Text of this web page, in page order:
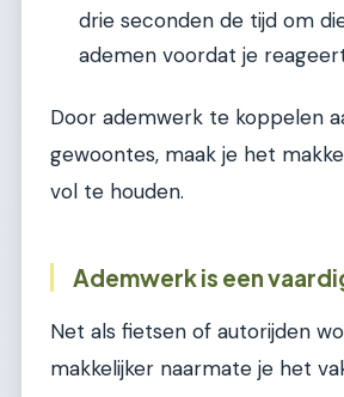
drie seconden de tijd om
ademen voordat je
Door ademwerk te koppelen
gewoontes, maak je het
vol te houden.
Ademwerk is een
Net als fietsen of autorijden
makkelijker naarmate je het